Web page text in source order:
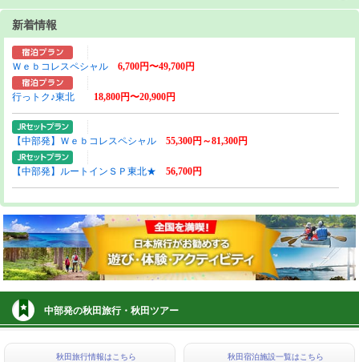
新着情報
Ｗｅｂコレスペシャル 6,700円〜49,700円
行っトク♪東北 18,800円〜20,900円
【中部発】Ｗｅｂコレスペシャル 55,300円～81,300円
【中部発】ルートインＳＰ東北★ 56,700円
中部発の秋田旅行・秋田ツアー
秋田旅行情報はこちら 秋田宿泊施設一覧はこちら